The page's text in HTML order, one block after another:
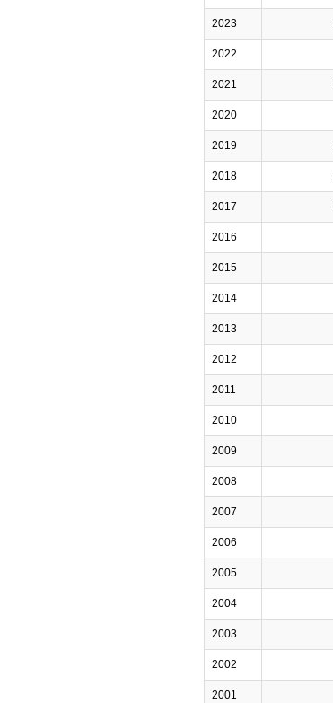
2023
2022
2021
2020
2019
2018
2017
2016
2015
2014
2013
2012
2011
2010
2009
2008
2007
2006
2005
2004
2003
2002
2001